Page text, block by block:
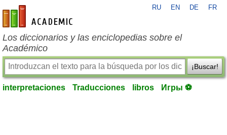
es-academic.com
RU EN DE FR
Los diccionarios y las enciclopedias sobre el
Académico
¡Buscar!
interpretaciones Traducciones libros Игры ⚽